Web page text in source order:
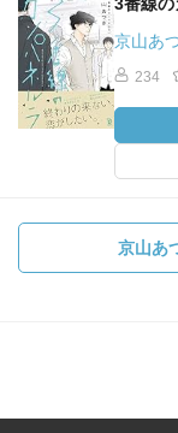
京山あ
234
京山あ